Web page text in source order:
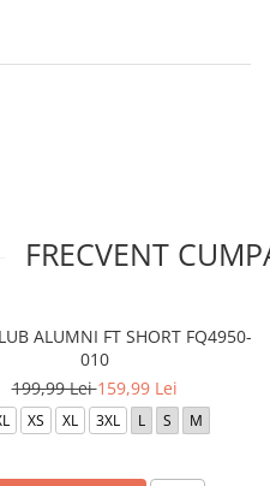
FRECVENT
ALUMNI FT SHORT FQ4950-
010
199,99 Lei159,99 Lei
XS XL 3XL L S M